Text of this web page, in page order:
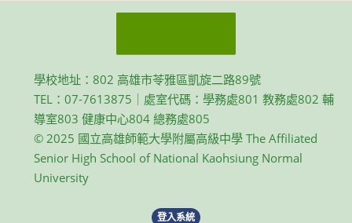
學校地址：802 高雄市苓雅區凱旋二路89號
TEL：07-7613875｜處室代碼：學務處801 教務處802 輔
導室803 健康中心804 總務處805
© 2025 國立高雄師範大學附屬高級中學 The Affiliated
Senior High School of National Kaohsiung Normal
University
登入系統